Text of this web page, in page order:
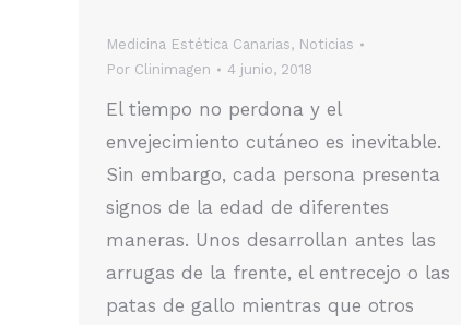
Medicina Estética Canarias, Noticias
Por Clinimagen 4 junio, 2018
El tiempo no perdona y el
envejecimiento cutáneo es inevitable.
Sin embargo, cada persona presenta
signos de la edad de diferentes
maneras. Unos desarrollan antes las
arrugas de la frente, el entrecejo o las
patas de gallo mientras que otros